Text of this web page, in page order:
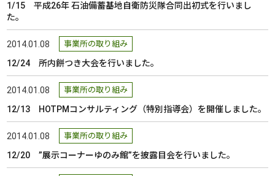
1/15 平成26年 石油備蓄基地自衛防災隊合同出初式を行いまし
た。
2014.01.08 事業所の取り組み
12/24 所内餅つき大会を行いました。
2014.01.08 事業所の取り組み
12/13 HOTPMコンサルティング（特別指導会）を開催しました。
2014.01.08 事業所の取り組み
12/20 ”展示コーナーゆのみ館”を披露目会を行いました。